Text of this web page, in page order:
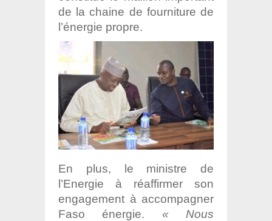
de la chaine de fourniture de
l’énergie propre.
En plus, le ministre de
l’Energie à réaffirmer son
engagement à accompagner
Faso énergie. « Nous